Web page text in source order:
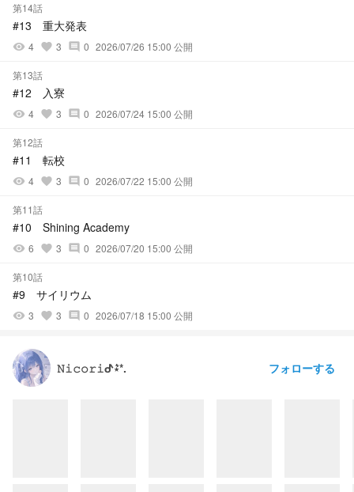
第14話
#13 重大発表
visibility 4 favorite 3 comment 0 2026/07/26 15:00 公開
第13話
#12 入寮
visibility 4 favorite 3 comment 0 2026/07/24 15:00 公開
第12話
#11 転校
visibility 4 favorite 3 comment 0 2026/07/22 15:00 公開
第11話
#10 Shining Academy
visibility 6 favorite 3 comment 0 2026/07/20 15:00 公開
第10話
#9 サイリウム
visibility 3 favorite 3 comment 0 2026/07/18 15:00 公開
𝙽𝚒𝚌𝚘𝚛𝚒ᕷ⋆͛*. フォローする